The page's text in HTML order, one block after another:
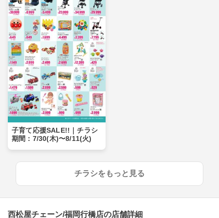
子育て応援SALE!!｜チラシ
期間：7/30(木)〜8/11(火)
チラシをもっと見る
西松屋チェーン/福岡行橋店の店舗詳細